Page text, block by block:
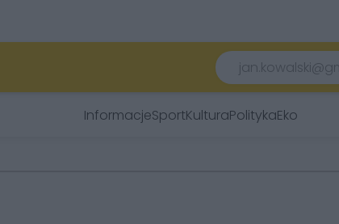
InformacjeSportKulturaPolitykaEko